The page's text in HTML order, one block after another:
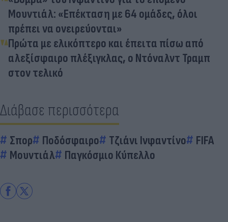
Μουντιάλ: «Επέκταση με 64 ομάδες, όλοι
πρέπει να ονειρεύονται»
Πρώτα με ελικόπτερο και έπειτα πίσω από
αλεξίσφαιρο πλέξιγκλας, ο Ντόναλντ Τραμπ
στον τελικό
Διάβασε περισσότερα
Σπορ Ποδόσφαιρο Τζιάνι Ινφαντίνο
FIFA
Μουντιάλ
Παγκόσμιο Κύπελλο